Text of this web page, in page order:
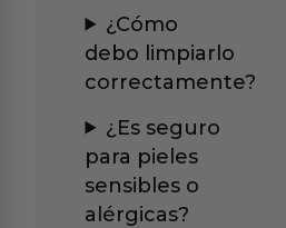
¿Cómo
debo limpiarlo
correctamente?
¿Es seguro
para pieles
sensibles o
alérgicas?